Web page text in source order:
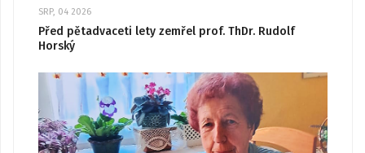
SRP, 04 2026
Před pětadvaceti lety zemřel prof. ThDr. Rudolf
Horský